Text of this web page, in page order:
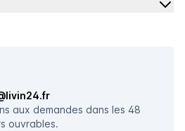
aux demandes dans les 48
ouvrables.